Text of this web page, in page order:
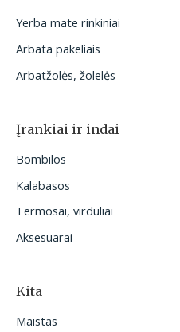
Yerba mate rinkiniai
Arbata pakeliais
Arbatžolės, žolelės
Įrankiai ir indai
Bombilos
Kalabasos
Termosai, virduliai
Aksesuarai
Kita
Maistas